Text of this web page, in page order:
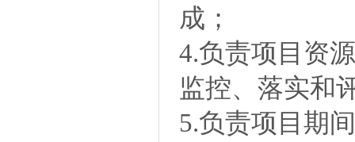
成；
4.负责项目资
监控、落实和
5.负责项目期